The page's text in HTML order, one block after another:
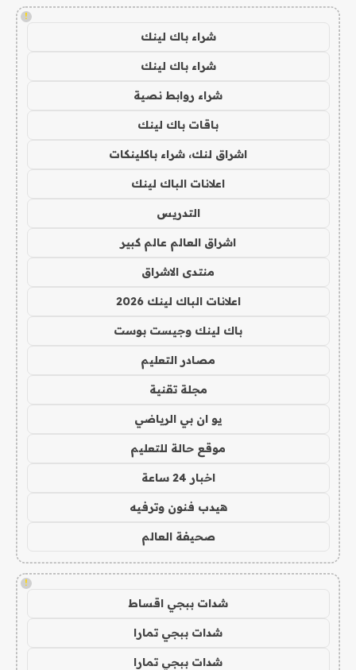
!
شراء باك لينك
شراء باك لينك
شراء روابط نصية
باقات باك لينك
اشراق لنك، شراء باكلينكات
اعلانات الباك لينك
التدريس
اشراق العالم عالم كبير
منتدى الاشراق
اعلانات الباك لينك 2026
باك لينك وجيست بوست
مصادر التعليم
مجلة تقنية
يو ان بي الرياضي
موقع حالة للتعليم
اخبار 24 ساعة
هيدب فنون وترفيه
صحيفة العالم
!
شدات ببجي اقساط
شدات ببجي تمارا
شدات ببجي تمارا